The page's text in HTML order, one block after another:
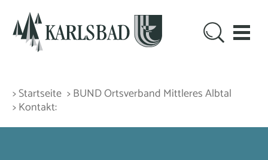
> Startseite > BUND Ortsverband Mittleres Albtal
> Kontakt: